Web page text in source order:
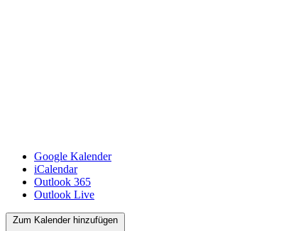
Google Kalender
iCalendar
Outlook 365
Outlook Live